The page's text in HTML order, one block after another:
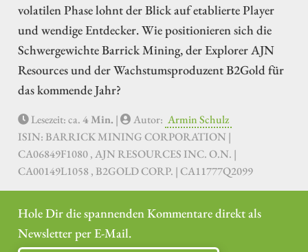
volatilen Phase lohnt der Blick auf etablierte Player
und wendige Entdecker. Wie positionieren sich die
Schwergewichte Barrick Mining, der Explorer AJN
Resources und der Wachstumsproduzent B2Gold für
das kommende Jahr?
Lesezeit: ca.4 Min. | Autor: Armin Schulz
ISIN: BARRICK MINING CORPORATION |
CA06849F1080 , AJN RESOURCES INC. O.N. |
CA00149L1058 , B2GOLD CORP. | CA11777Q2099
Hole Dir die spannenden Kommentare direkt als
Newsletter per E-Mail.